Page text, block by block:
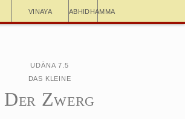
Vinaya Abhidhamma
Udāna 7.5
Das kleine
Der Zwerg